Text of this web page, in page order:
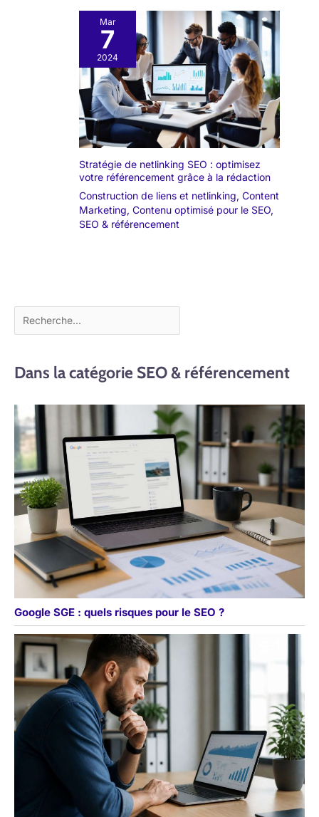
Mar
7
2024
Stratégie de netlinking SEO : optimisez
votre référencement grâce à la rédaction
Construction de liens et netlinking, Content
Marketing, Contenu optimisé pour le SEO,
SEO & référencement
Dans la catégorie SEO & référencement
Google SGE : quels risques pour le SEO ?